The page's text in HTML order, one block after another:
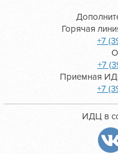
Горячая
+7
+7
Приемная
+7
ИДЦ в